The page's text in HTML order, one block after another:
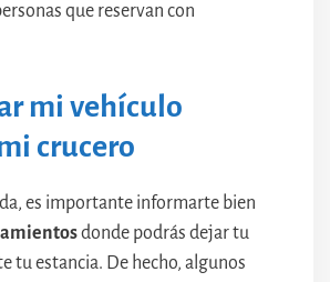
que reservan con
mi vehículo
crucero
es importante informarte bien
donde podrás dejar tu
tu estancia. De hecho, algunos